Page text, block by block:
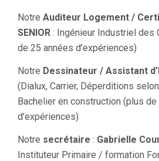
Notre Auditeur Logement /
SENIOR : Ingénieur Industriel des
de 25 années d’expériences)
Notre Dessinateur / Assistant
(Dialux, Carrier, Déperditions
Bachelier en construction (plus de
d’expériences)
Notre secrétaire : Gabrielle
Instituteur Primaire / formation